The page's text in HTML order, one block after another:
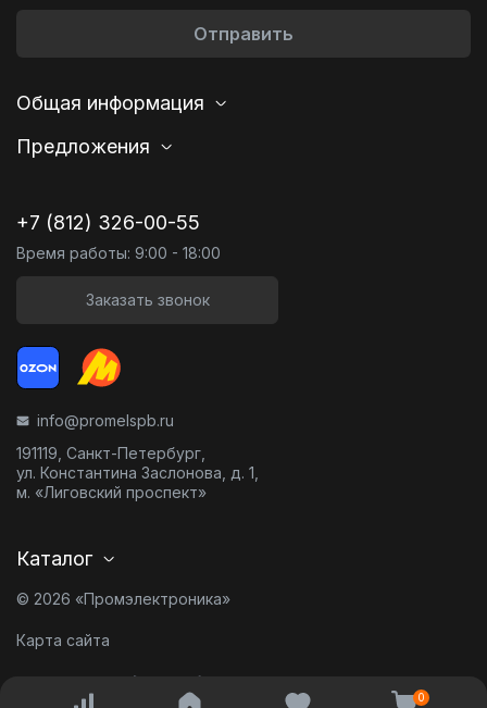
0
Отправить
Общая информация
Предложения
+7 (812) 326-00-55
Время работы: 9:00 - 18:00
Заказать звонок
info@promelspb.ru
191119, Санкт-Петербург,
ул. Константина Заслонова, д. 1,
м. «Лиговский проспект»
Каталог
© 2026 «Промэлектроника»
Карта сайта